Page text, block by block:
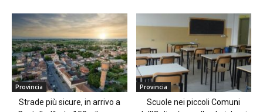
Provincia
Strade più sicure, in arrivo a
Provincia
Scuole nei piccoli Comuni